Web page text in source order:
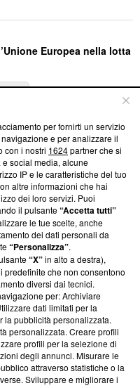
Europea nella lotta
su Blasting
su come ci impegniamo a
la nostra aderenza a
News non è
ha richiesto di farne
una verifica di
per fornirti un servizio
e per analizzare il
con i nostri 1624partner che si
social media, alcune
IP e le caratteristiche del tuo
altre informazioni che hai
dei loro servizi. Puoi
il pulsante“Accetta tutti”
le tue scelte, anche
dei dati personali da
“Personalizza”.
“X”in alto a destra),
che non consentono
diversi dai tecnici.
per: Archiviare
dati limitati per la
la pubblicità personalizzata.
personalizzata. Creare profili
profili per la selezione di
degli annunci. Misurare le
attraverso statistiche o la
Sviluppare e migliorare i